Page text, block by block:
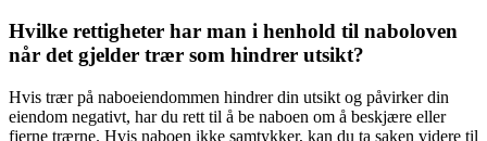
Hvilke rettigheter har man i henhold til naboloven
når det gjelder trær som hindrer utsikt?
Hvis trær på naboeiendommen hindrer din utsikt og påvirker din
eiendom negativt, har du rett til å be naboen om å beskjære eller
fjerne trærne. Hvis naboen ikke samtykker, kan du ta saken videre til